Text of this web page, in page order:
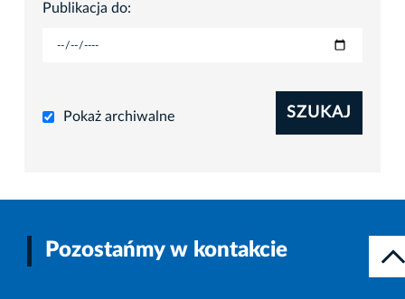
Publikacja do:
Pokaż archiwalne SZUKAJ
Pozostańmy w kontakcie